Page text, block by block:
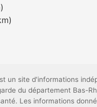
un site d'informations
du département Bas-
Les informations